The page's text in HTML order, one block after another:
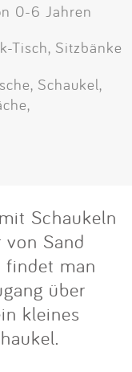
0-6 Jahren
Tisch, Sitzbänke
Schaukel,
Schaukeln
von Sand
findet man
über
kleines